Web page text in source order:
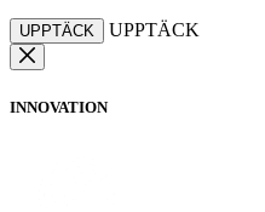
UPPTÄCK UPPTÄCK
INNOVATION